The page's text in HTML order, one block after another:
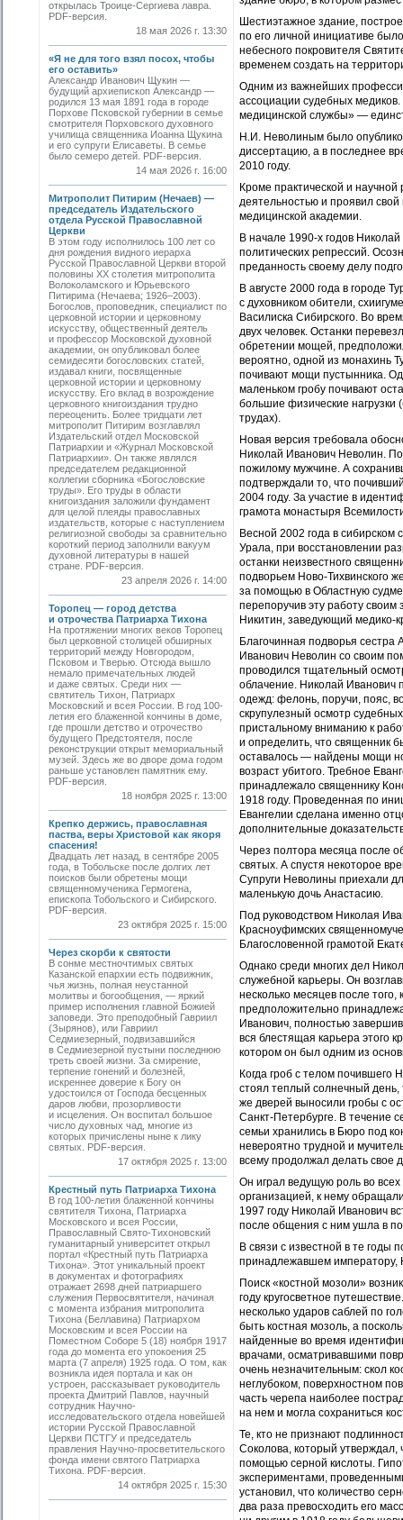
открылась Троице-Сергиева лавра.
PDF-версия.
18 мая 2026 г. 13:30
«Я не для того взял посох, чтобы
его оставить»
Александр Иванович Щукин —
будущий архиепископ Александр —
родился 13 мая 1891 года в городе
Порхове Псковской губернии в семье
смотрителя Порховского духовного
училища священника Иоанна Щукина
и его супруги Елисаветы. В семье
было семеро детей. PDF-версия.
14 мая 2026 г. 16:00
Митрополит Питирим (Нечаев) —
председатель Издательского
отдела Русской Православной
Церкви
В этом году исполнилось 100 лет со
дня рождения видного иерарха
Русской Православной Церкви второй
половины XX столетия митрополита
Волоколамского и Юрьевского
Питирима (Нечаева; 1926–2003).
Богослов, проповедник, специалист по
церковной истории и церковному
искусству, общественный деятель
и профессор Московской духовной
академии, он опубликовал более
семидесяти богословских статей,
издавал книги, посвященные
церковной истории и церковному
искусству. Его вклад в возрождение
церковного книгоиздания трудно
переоценить. Более тридцати лет
митрополит Питирим возглавлял
Издательский отдел Московской
Патриархии и «Журнал Московской
Патриархии». Он также являлся
председателем редакционной
коллегии сборника «Богословские
труды». Его труды в области
книгоиздания заложили фундамент
для целой плеяды православных
издательств, которые с наступлением
религиозной свободы за сравнительно
короткий период заполнили вакуум
духовной литературы в нашей
стране. PDF-версия.
23 апреля 2026 г. 14:00
Торопец — город детства
и отрочества Патриарха Тихона
На протяжении многих веков Торопец
был церковной столицей обширных
территорий между Новгородом,
Псковом и Тверью. Отсюда вышло
немало примечательных людей
и даже святых. Среди них —
святитель Тихон, Патриарх
Московский и всея России. В год 100-
летия его блаженной кончины в доме,
где прошли детство и отрочество
будущего Предстоятеля, после
реконструкции открыт мемориальный
музей. Здесь же во дворе дома годом
раньше установлен памятник ему.
PDF-версия.
18 ноября 2025 г. 13:00
Крепко держись, православная
паства, веры Христовой как якоря
спасения!
Двадцать лет назад, в сентябре 2005
года, в Тобольске после долгих лет
поисков были обретены мощи
священномученика Гермогена,
епископа Тобольского и Сибирского.
PDF-версия.
23 октября 2025 г. 15:00
Через скорби к святости
В сонме местночтимых святых
Казанской епархии есть подвижник,
чья жизнь, полная неустанной
молитвы и богообщения, — яркий
пример исполнения главной Божией
заповеди. Это преподобный Гавриил
(Зырянов), или Гавриил
Седмиезерный, подвизавшийся
в Седмиезерной пустыни последнюю
треть своей жизни. За смирение,
терпение гонений и болезней,
искреннее доверие к Богу он
удостоился от Господа бесценных
даров любви, прозорливости
и исцеления. Он воспитал большое
число духовных чад, многие из
которых причислены ныне к лику
святых. PDF-версия.
17 октября 2025 г. 13:00
Крестный путь Патриарха Тихона
В год 100-летия блаженной кончины
святителя Тихона, Патриарха
Московского и всея России,
Православный Свято-Тихоновский
гуманитарный университет открыл
портал «Крестный путь Патриарха
Тихона». Этот уникальный проект
в документах и фотографиях
отражает 2698 дней патриаршего
служения Первосвятителя, начиная
с момента избрания митрополита
Тихона (Беллавина) Патриархом
Московским и всея России на
Поместном Соборе 5 (18) ноября 1917
года до момента его упокоения 25
марта (7 апреля) 1925 года. О том, как
возникла идея портала и как он
устроен, рассказывает руководитель
проекта Дмитрий Павлов, научный
сотрудник Научно-
исследовательского отдела новейшей
истории Русской Православной
Церкви ПСТГУ и председатель
правления Научно-просветительского
фонда имени святого Патриарха
Тихона. PDF-версия.
14 октября 2025 г. 15:30
Шестиэтажное здание,
по его личной инициативе
небесного покровителя
временем создать на
Одним из важнейших
ассоциации судебных
медицинской службы» —
Н.И. Неволиным было
диссертацию, а в последнее
2010 году.
Кроме практической и
деятельностью и проявил
медицинской академии.
В начале 1990-х годов
политических репрессий.
преданность своему делу
В августе 2000 года в городе
с духовником обители,
Василиска Сибирского. Во
двух человек. Останки
обретении мощей,
вероятно, одной из монахинь
почивают мощи пустынника.
маленьком гробу почивают
большие физические нагрузки
трудах).
Новая версия требовала
Николай Иванович Неволин.
пожилому мужчине. А
подтверждали то, что
2004 году. За участие в
грамота монастыря
Весной 2002 года в
Урала, при восстановлении
останки неизвестного
подворьем Ново-Тихвинского
за помощью в Областную
перепоручив эту работу
Никитин, заведующий медико-
Благочинная подворья сестра
Иванович Неволин со своим
проводился тщательный
облачение. Николай Иванович
одежд: фелонь, поручи, пояс,
скрупулезный осмотр
пристальному вниманию к
и определить, что священник
оставалось — найдены мощи
возраст убитого. Требное
принадлежало священнику
1918 году. Проведенная по
Евангелии сделана именно
дополнительные
Через полтора месяца после
святых. А спустя некоторое
Супруги Неволины приехали
маленькую дочь Анастасию.
Под руководством Николая
Красноуфимских
Благословенной грамотой
Однако среди многих дел
служебной карьеры. Он
несколько месяцев после
предположительно
Иванович, полностью
вся блестящая карьера этого
котором он был одним из
Когда гроб с телом почившего
стоял теплый солнечный день,
же дверей выносили гробы с
Санкт-Петербурге. В течение
семьи хранились в Бюро под
невероятно трудной и
всему продолжал делать свое
Он играл ведущую роль во
организацией, к нему
1997 году Николай Иванович
после общения с ним ушла в
В связи с известной в те
принадлежавшем императору,
Поиск «костной мозоли»
году кругосветное
несколько ударов саблей по
быть костная мозоль, а
найденные во время
врачами, осматривавшими
очень незначительным: скол
неглубоком, поверхностном
часть черепа наиболее
на нем и могла сохраниться
Те, кто не признают
Соколова, который утверждал,
помощью серной кислоты.
экспериментами,
установил, что количество
два раза превосходить его